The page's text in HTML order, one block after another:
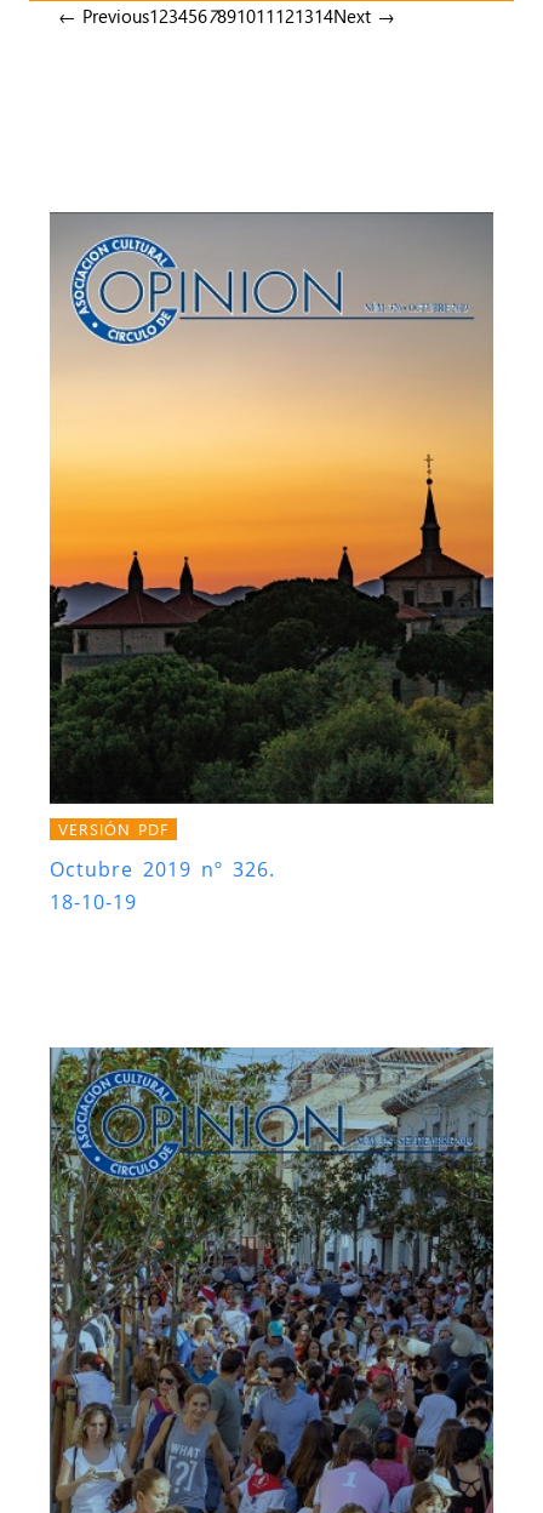
← Previous1234567891011121314Next →
VERSIÓN PDF
Octubre 2019 nº 326.
18-10-19